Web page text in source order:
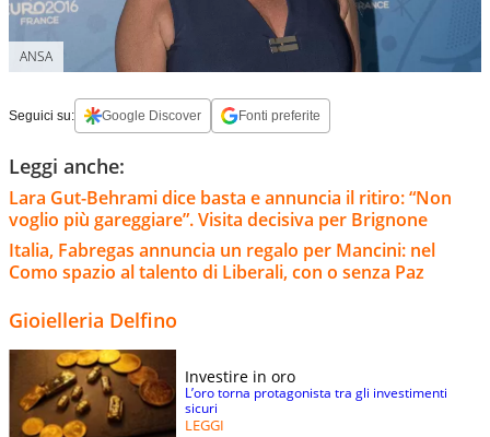
ANSA
Seguici su: Google Discover Fonti preferite
Leggi anche:
Lara Gut-Behrami dice basta e annuncia il ritiro: “Non
voglio più gareggiare”. Visita decisiva per Brignone
Italia, Fabregas annuncia un regalo per Mancini: nel
Como spazio al talento di Liberali, con o senza Paz
Gioielleria Delfino
Investire in oro
L’oro torna protagonista tra gli investimenti
sicuri
LEGGI